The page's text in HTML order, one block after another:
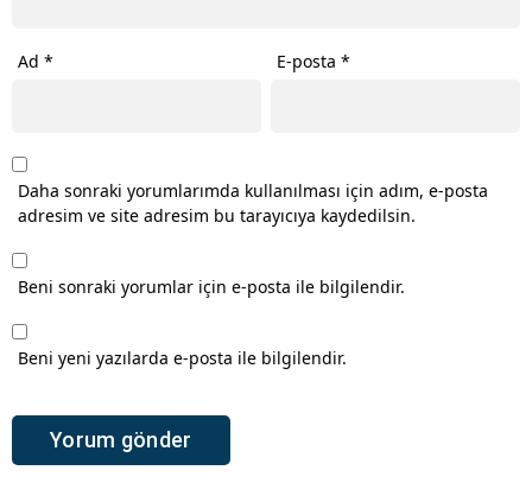
Ad * E-posta*
Daha sonraki yorumlarımda kullanılması için adım, e-posta
adresim ve site adresim bu tarayıcıya kaydedilsin.
Beni sonraki yorumlar için e-posta ile bilgilendir.
Beni yeni yazılarda e-posta ile bilgilendir.